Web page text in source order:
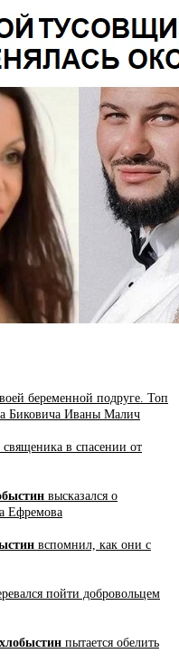
беременной подруге. Топ
Биковича Иваны Малич
священика в спасении от
высказался о
Ефремова
вспомнил, как они с
пойти добровольцем
пытается обелить